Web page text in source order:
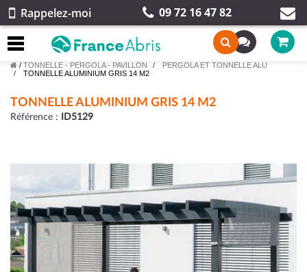
Rappelez-moi 09 72 16 47 82
/ TONNELLE - PERGOLA - PAVILLON
PERGOLA ET TONNELLE ALU
TONNELLE ALUMINIUM GRIS 14 M2
TONNELLE ALUMINIUM GRIS 14 M2
Référence : ID5129